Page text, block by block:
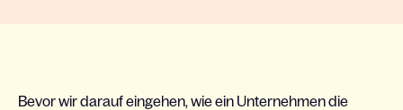
Bevor wir darauf eingehen, wie ein Unternehmen die